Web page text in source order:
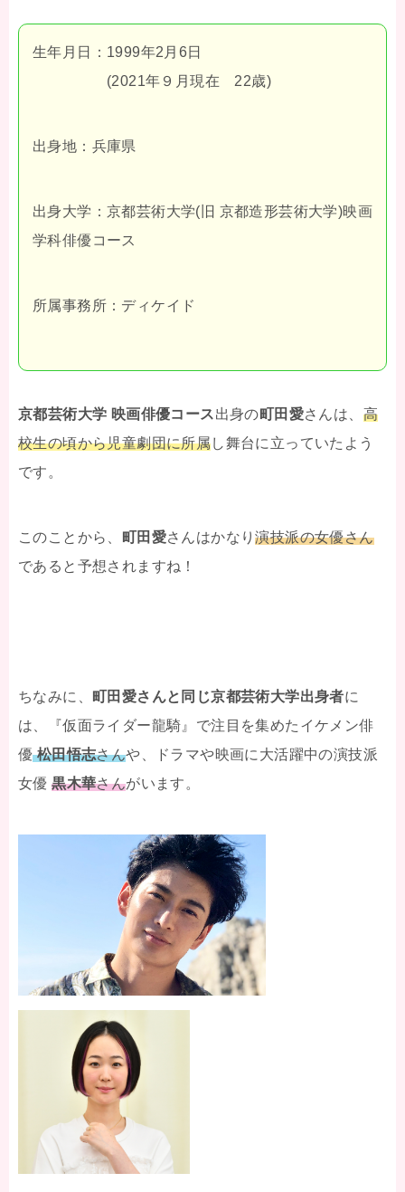
生年月日：1999年2月6日
(2021年９月現在 22歳)
出身地：兵庫県
出身大学：京都芸術大学(旧 京都造形芸術大学)映画
学科俳優コース
所属事務所：ディケイド
京都芸術大学 映画俳優コース出身の町田愛さんは、 高
校生の頃から児童劇団に所属し舞台に立っていたよう
です。
このことから、 町田愛さんはかなり演技派の女優さん
であると予想されますね！
ちなみに、 町田愛さんと同じ京都芸術大学出身者に
は、『仮面ライダー龍騎』で注目を集めたイケメン俳
優 松田悟志さんや、ドラマや映画に大活躍中の演技派
女優黒木華さんがいます。